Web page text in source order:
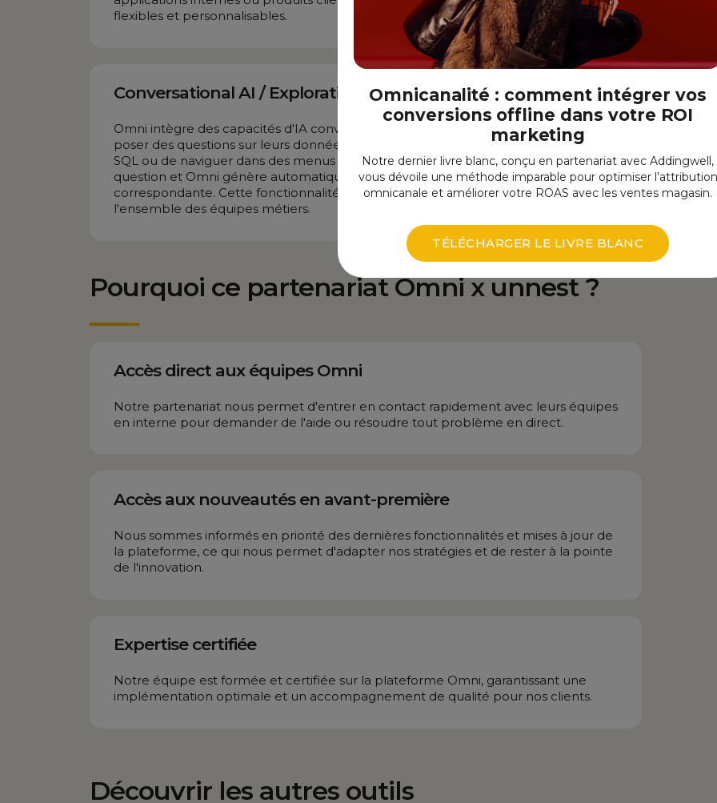
flexibles et personnalisables.
Conversational AI / Exploration en Langage Naturel
Omni intègre des capacités d'IA conversationnelle permettant aux utilisateurs de
poser des questions sur leurs données en langage naturel. Plus besoin de maîtriser
SQL ou de naviguer dans des menus complexes : posez simplement votre
question et Omni génère automatiquement la visualisation ou l'analyse
correspondante. Cette fonctionnalité démocratise l'accès aux données pour
l'ensemble des équipes métiers.
Pourquoi ce partenariat Omni x unnest ?
Accès direct aux équipes Omni
Notre partenariat nous permet d'entrer en contact rapidement avec leurs équipes
en interne pour demander de l'aide ou résoudre tout problème en direct.
Accès aux nouveautés en avant-première
Nous sommes informés en priorité des dernières fonctionnalités et mises à jour de
la plateforme, ce qui nous permet d'adapter nos stratégies et de rester à la pointe
de l'innovation.
Expertise certifiée
Notre équipe est formée et certifiée sur la plateforme Omni, garantissant une
implémentation optimale et un accompagnement de qualité pour nos clients.
Découvrir les autres outils
Omnicanalité : comment intégrer vos
conversions offline dans votre ROI
marketing
Notre dernier livre blanc, conçu en partenariat avec Addingwell,
vous dévoile une méthode imparable pour optimiser l’attribution
omnicanale et améliorer votre ROAS avec les ventes magasin.
TÉLÉCHARGER LE LIVRE BLANC